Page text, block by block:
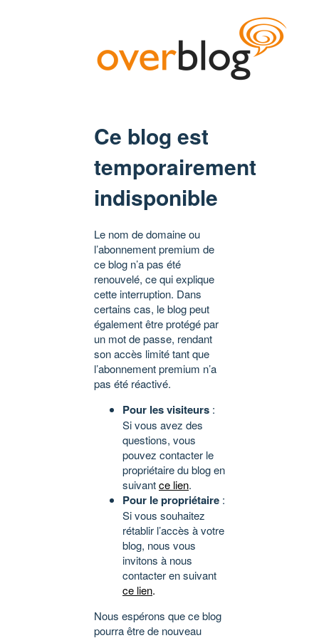
Ce blog est
temporairement
indisponible
Le nom de domaine ou
l’abonnement premium de
ce blog n’a pas été
renouvelé, ce qui explique
cette interruption. Dans
certains cas, le blog peut
également être protégé par
un mot de passe, rendant
son accès limité tant que
l’abonnement premium n’a
pas été réactivé.
Pour les visiteurs :
Si vous avez des
questions, vous
pouvez contacter le
propriétaire du blog en
suivantce lien.
Pour le propriétaire :
Si vous souhaitez
rétablir l’accès à votre
blog, nous vous
invitons à nous
contacter en suivant
ce lien.
Nous espérons que ce blog
pourra être de nouveau